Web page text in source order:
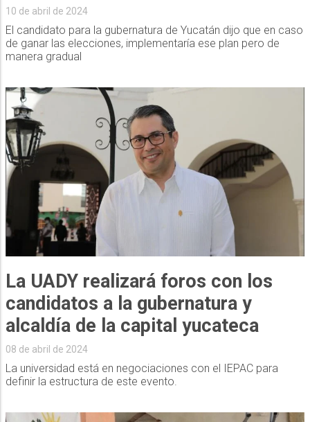
10 de abril de 2024
El candidato para la gubernatura de Yucatán dijo que en caso
de ganar las elecciones, implementaría ese plan pero de
manera gradual
La UADY realizará foros con los
candidatos a la gubernatura y
alcaldía de la capital yucateca
08 de abril de 2024
La universidad está en negociaciones con el IEPAC para
definir la estructura de este evento.